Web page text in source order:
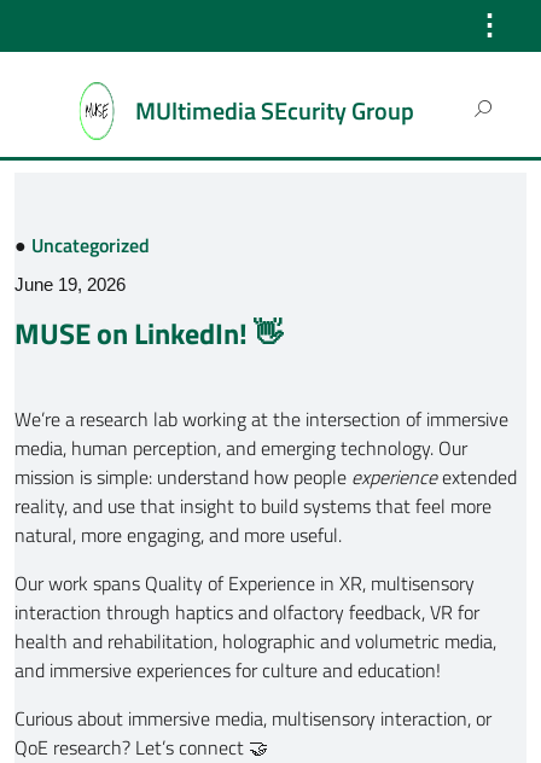
⋮
MUltimedia SEcurity Group
● Uncategorized
June 19, 2026
MUSE on LinkedIn! 👋
We’re a research lab working at the intersection of immersive
media, human perception, and emerging technology. Our
mission is simple: understand how people experienceextended
reality, and use that insight to build systems that feel more
natural, more engaging, and more useful.
Our work spans Quality of Experience in XR, multisensory
interaction through haptics and olfactory feedback, VR for
health and rehabilitation, holographic and volumetric media,
and immersive experiences for culture and education!
Curious about immersive media, multisensory interaction, or
QoE research? Let’s connect 🤝